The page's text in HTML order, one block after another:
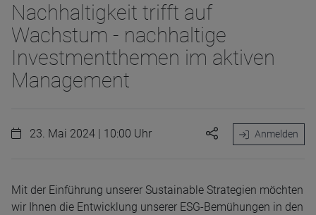
Nachhaltigkeit trifft auf
Wachstum - nachhaltige
Investmentthemen im aktiven
Management
23. Mai 2024 | 10:00 Uhr Anmelden
Mit der Einführung unserer Sustainable Strategien möchten
wir Ihnen die Entwicklung unserer ESG-Bemühungen in den